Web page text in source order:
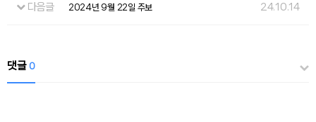
다음글 2024년 9월 22일 주보 24.10.14
댓글 0